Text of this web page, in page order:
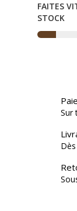
FAITES
STOCK
Sur